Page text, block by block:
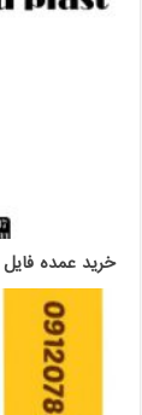
خرید عمده فایل